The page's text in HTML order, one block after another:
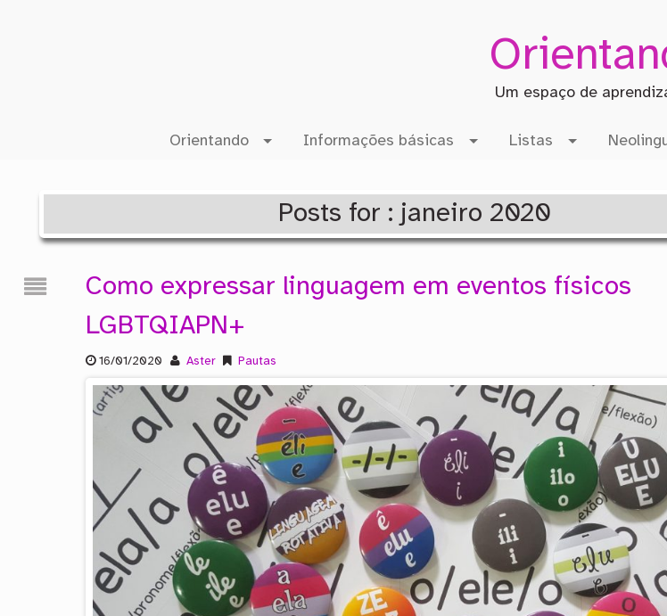
Um espaço de
Orientando Informações básicas Listas
Posts for : janeiro 2020
Como expressar linguagem em eventos físicos
LGBTQIAPN+
16/01/2020 Aster Pautas